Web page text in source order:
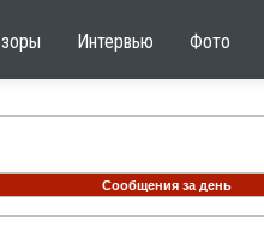
Интервью Фото
Сообщения за день